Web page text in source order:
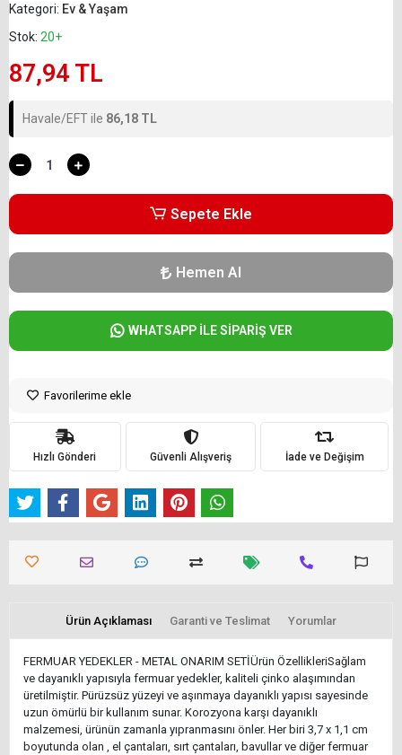
Kategori: Ev & Yaşam
Stok: 20+
87,94 TL
Havale/EFT ile 86,18 TL
Sepete Ekle
Hemen Al
WHATSAPP İLE SİPARİŞ VER
Favorilerime ekle
Hızlı Gönderi Güvenli Alışveriş İade ve Değişim
Ürün Açıklaması Garanti ve Teslimat Yorumlar
FERMUAR YEDEKLER - METAL ONARIM SETİÜrün ÖzellikleriSağlam
ve dayanıklı yapısıyla fermuar yedekler, kaliteli çinko alaşımından
üretilmiştir. Pürüzsüz yüzeyi ve aşınmaya dayanıklı yapısı sayesinde
uzun ömürlü bir kullanım sunar. Korozyona karşı dayanıklı
malzemesi, ürünün zamanla yıpranmasını önler. Her biri 3,7 x 1,1 cm
boyutunda olan , el çantaları, sırt çantaları, bavullar ve diğer fermuar